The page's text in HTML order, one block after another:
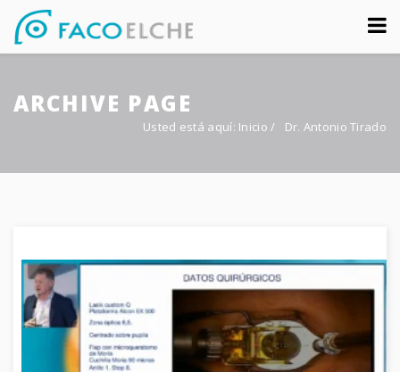
Sobre nosotros
Congreso
Contacto
ARCHIVE PAGE
Usted está aquí: Inicio / Dr. Antonio Tirado